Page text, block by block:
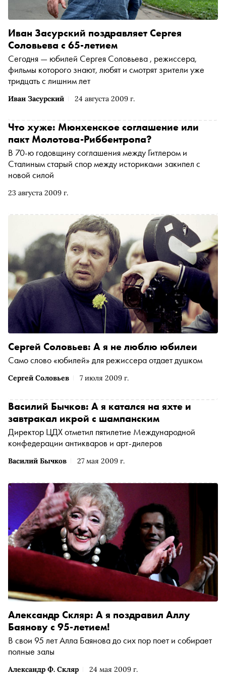
Иван Засурский 24 августа 2009 г.
Иван Засурский поздравляет Сергея
Соловьева с 65-летием
Сегодня — юбилей Сергея Соловьева , режиссера,
фильмы которого знают, любят и смотрят зрители уже
тридцать с лишним лет
23 августа 2009 г.
Что хуже: Мюнхенское соглашение или
пакт Молотова-Риббентропа?
В 70-ю годовщину соглашения между Гитлером и
Сталиным старый спор между историками закипел с
новой силой
Сергей Соловьев 7 июля 2009 г.
Сергей Соловьев: А я не люблю юбилеи
Само слово «юбилей» для режиссера отдает душком
Василий Бычков 27 мая 2009 г.
Василий Бычков: А я катался на яхте и
завтракал икрой с шампанским
Директор ЦДХ отметил пятилетие Международной
конфедерации антикваров и арт-дилеров
Александр Ф. Скляр 24 мая 2009 г.
Александр Скляр: А я поздравил Аллу
Баянову с 95-летием!
В свои 95 лет Алла Баянова до сих пор поет и собирает
полные залы